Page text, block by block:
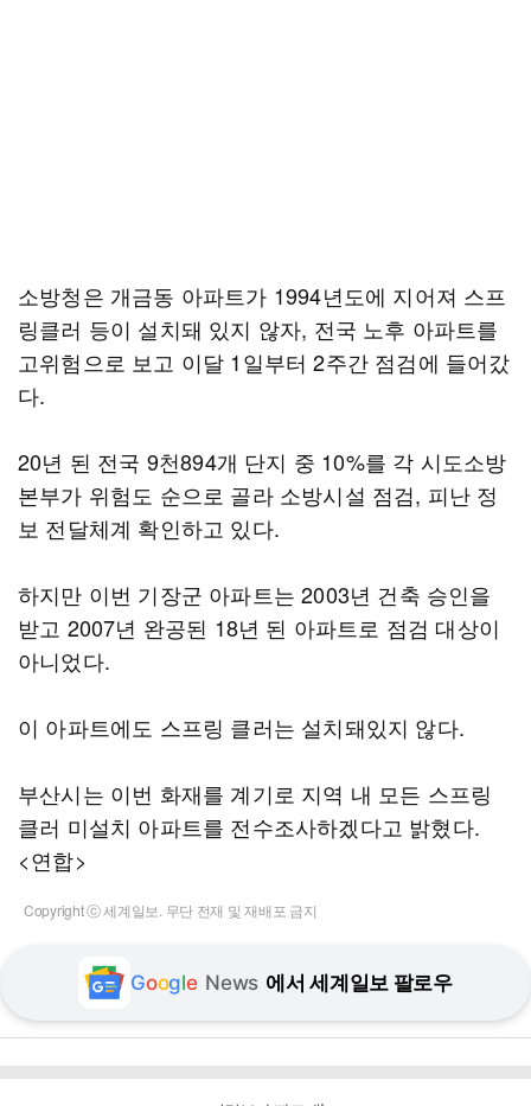
소방청은 개금동 아파트가 1994년도에 지어져 스프
링클러 등이 설치돼 있지 않자, 전국 노후 아파트를
고위험으로 보고 이달 1일부터 2주간 점검에 들어갔
다.
20년 된 전국 9천894개 단지 중 10%를 각 시도소방
본부가 위험도 순으로 골라 소방시설 점검, 피난 정
보 전달체계 확인하고 있다.
하지만 이번 기장군 아파트는 2003년 건축 승인을
받고 2007년 완공된 18년 된 아파트로 점검 대상이
아니었다.
이 아파트에도 스프링 클러는 설치돼있지 않다.
부산시는 이번 화재를 계기로 지역 내 모든 스프링
클러 미설치 아파트를 전수조사하겠다고 밝혔다.
<연합>
Copyright ⓒ 세계일보. 무단 전재 및 재배포 금지
Google News 에서 세계일보 팔로우